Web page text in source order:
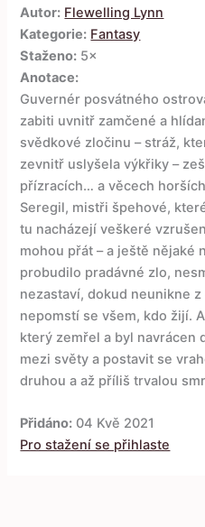
Autor: Flewelling Lynn
Kategorie: Fantasy
Staženo: 5×
Anotace:
Guvernér posvátného
zabiti uvnitř zamčené a
svědkové zločinu – stráž,
zevnitř uslyšela výkřiky –
přízracích… a věcech
Seregil, mistři špehové,
tu nacházejí veškeré
mohou přát – a ještě nějaké
probudilo pradávné zlo,
nezastaví, dokud neunikne
nepomstí se všem, kdo žijí.
který zemřel a byl navrácen
mezi světy a postavit se
druhou a až příliš trvalou
Přidáno: 04 Kvě 2021
Pro stažení se přihlaste